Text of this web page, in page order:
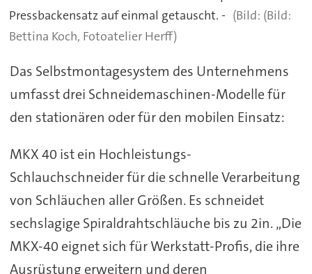
Pressbackensatz auf einmal getauscht. -
(Bild:
Bettina Koch, Fotoatelier Herff)
Das Selbstmontagesystem des Unternehmens
umfasst drei Schneidemaschinen-Modelle für
den stationären oder für den mobilen Einsatz:
MKX 40 ist ein Hochleistungs-
Schlauchschneider für die schnelle Verarbeitung
von Schläuchen aller Größen. Es schneidet
sechslagige Spiraldrahtschläuche bis zu 2in. „Die
MKX-40 eignet sich für Werkstatt-Profis, die ihre
Ausrüstung erweitern und deren